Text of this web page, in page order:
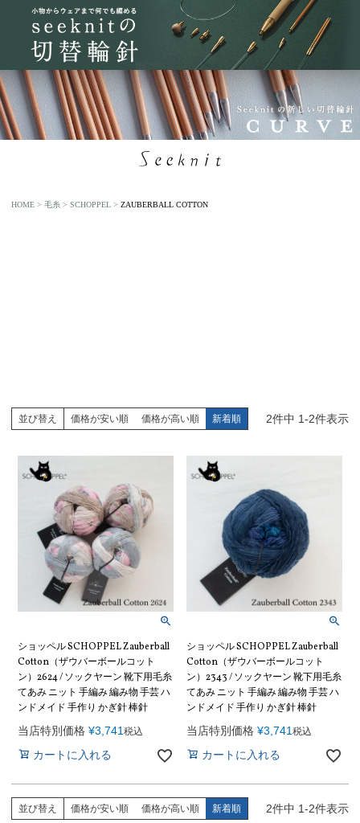
HOME 毛糸 SCHOPPEL ZAUBERBALL COTTON
並び替え 価格が安い順 価格が高い順 新着順 2件中 1-2件表示
ショッペル SCHOPPEL Zauberball
Cotton（ザウバーボールコット
ン）2624 / ソックヤーン 靴下用毛糸
てあみ ニット 手編み 編み物 手芸 ハ
ンドメイド 手作り かぎ針 棒針
当店特別価格 ¥3,741税込
カートに入れる
ショッペル SCHOPPEL Zauberball
Cotton（ザウバーボールコット
ン）2343 / ソックヤーン 靴下用毛糸
てあみ ニット 手編み 編み物 手芸 ハ
ンドメイド 手作り かぎ針 棒針
当店特別価格 ¥3,741税込
カートに入れる
並び替え 価格が安い順 価格が高い順 新着順 2件中 1-2件表示